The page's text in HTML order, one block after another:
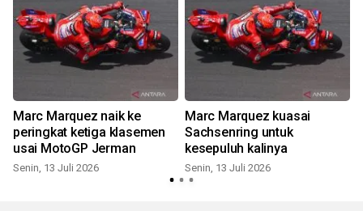
Marc Marquez naik ke
peringkat ketiga klasemen
usai MotoGP Jerman
Senin, 13 Juli 2026
Marc Marquez kuasai
Sachsenring untuk
kesepuluh kalinya
Senin, 13 Juli 2026